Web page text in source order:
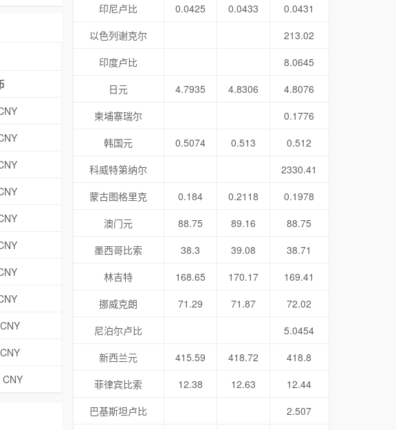
印尼卢比
0.0425 0.0433
0.0431
以色列谢克尔
213.02
印度卢比
8.0645
日元
4.7935 4.8306
4.8076
柬埔寨瑞尔
0.1776
韩国元
0.5074 0.513
0.512
科威特第纳尔
2330.41
蒙古图格里克
0.184 0.2118
0.1978
澳门元
88.75 89.16
88.75
墨西哥比索
38.3 39.08
38.71
林吉特
168.65 170.17
169.41
挪威克朗
71.29 71.87
72.02
尼泊尔卢比
5.0454
新西兰元
415.59 418.72
418.8
菲律宾比索
12.38 12.63
12.44
巴基斯坦卢比
2.507